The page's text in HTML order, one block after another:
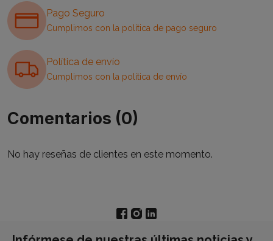
Pago Seguro
Cumplimos con la política de pago seguro
Política de envío
Cumplimos con la política de envío
Comentarios (0)
No hay reseñas de clientes en este momento.